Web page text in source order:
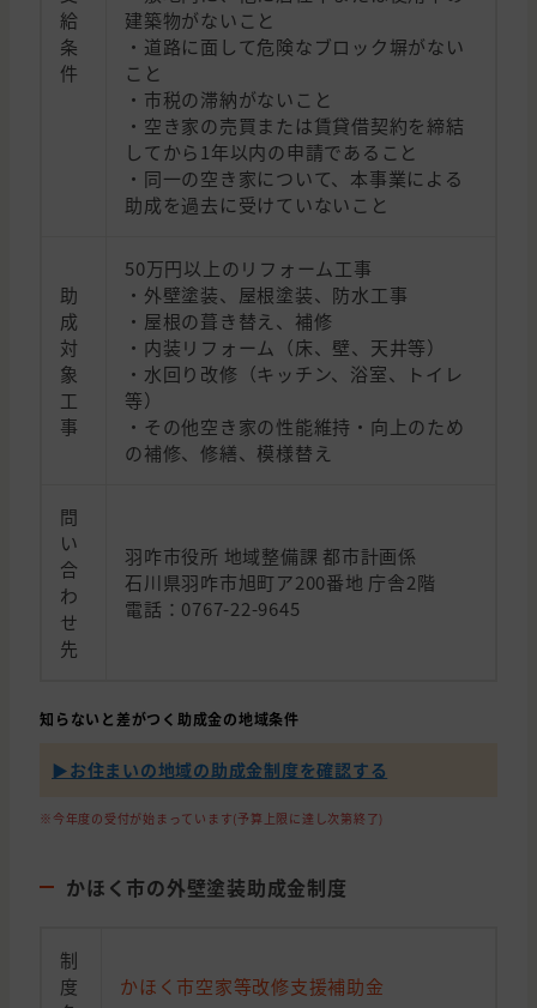
給
条
件
建築物がないこと
・道路に面して危険なブロック塀がない
こと
・市税の滞納がないこと
・空き家の売買または賃貸借契約を締結
してから1年以内の申請であること
・同一の空き家について、本事業による
助成を過去に受けていないこと
助
成
対
象
工
事
50万円以上のリフォーム工事
・外壁塗装、屋根塗装、防水工事
・屋根の葺き替え、補修
・内装リフォーム（床、壁、天井等）
・水回り改修（キッチン、浴室、トイレ
等）
・その他空き家の性能維持・向上のため
の補修、修繕、模様替え
問
い
合
わ
せ
先
羽咋市役所 地域整備課 都市計画係
石川県羽咋市旭町ア200番地 庁舎2階
電話：0767-22-9645
知らないと差がつく助成金の地域条件
▶︎お住まいの地域の助成金制度を確認する
※今年度の受付が始まっています(予算上限に達し次第終了)
かほく市の外壁塗装助成金制度
制
度
かほく市空家等改修支援補助金